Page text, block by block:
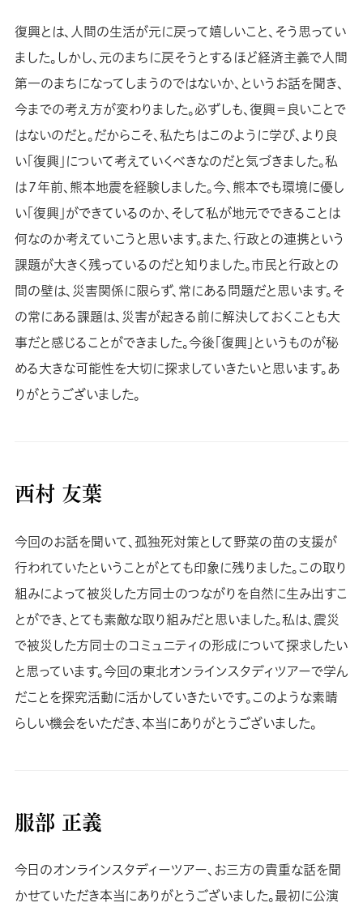
復興とは、人間の生活が元に戻って嬉しいこと、そう思ってい
ました。しかし、元のまちに戻そうとするほど経済主義で人間
第一のまちになってしまうのではないか、というお話を聞き、
今までの考え方が変わりました。必ずしも、復興＝良いことで
はないのだと。だからこそ、私たちはこのように学び、より良
い「復興」について考えていくべきなのだと気づきました。私
は７年前、熊本地震を経験しました。今、熊本でも環境に優し
い「復興」ができているのか、そして私が地元でできることは
何なのか考えていこうと思います。また、行政との連携という
課題が大きく残っているのだと知りました。市民と行政との
間の壁は、災害関係に限らず、常にある問題だと思います。そ
の常にある課題は、災害が起きる前に解決しておくことも大
事だと感じることができました。今後「復興」というものが秘
める大きな可能性を大切に探求していきたいと思います。あ
りがとうございました。
西村 友葉
今回のお話を聞いて、孤独死対策として野菜の苗の支援が
行われていたということがとても印象に残りました。この取り
組みによって被災した方同士のつながりを自然に生み出すこ
とができ、とても素敵な取り組みだと思いました。私は、震災
で被災した方同士のコミュニティの形成について探求したい
と思っています。今回の東北オンラインスタディツアーで学ん
だことを探究活動に活かしていきたいです。このような素晴
らしい機会をいただき、本当にありがとうございました。
服部 正義
今日のオンラインスタディーツアー、お三方の貴重な話を聞
かせていただき本当にありがとうございました。最初に公演